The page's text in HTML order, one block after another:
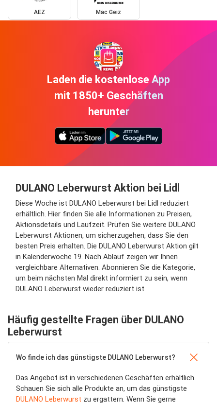
AEZ Mäc Geiz
Laden die kostenlose App
mit 1850+ Geschäften
herunter
DULANO Leberwurst Aktion bei Lidl
Diese Woche ist DULANO Leberwurst bei Lidl reduziert
erhältlich. Hier finden Sie alle Informationen zu Preisen,
Aktionsdetails und Laufzeit. Prüfen Sie weitere DULANO
Leberwurst Aktionen, um sicherzugehen, dass Sie den
besten Preis erhalten. Die DULANO Leberwurst Aktion gilt
in Kalenderwoche 19. Nach Ablauf zeigen wir Ihnen
vergleichbare Alternativen. Abonnieren Sie die Kategorie,
um beim nächsten Mal direkt informiert zu sein, wenn
DULANO Leberwurst wieder reduziert ist.
Häufig gestellte Fragen über DULANO
Leberwurst
Wo finde ich das günstigste DULANO Leberwurst?
Das Angebot ist in verschiedenen Geschäften erhältlich.
Schauen Sie sich alle Produkte an, um das günstigste
DULANO Leberwurst zu ergattern. Wenn Sie gerne